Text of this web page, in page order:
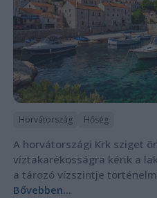
Horvátország Hőség
A horvátországi Krk sziget
víztakarékosságra kérik a
a tározó vízszintje
Bővebben...